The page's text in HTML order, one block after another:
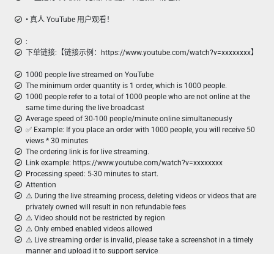
• 真人 YouTube 用户观看！
:
下单链接:【链接示例：https://www.youtube.com/watch?v=xxxxxxxx】
1000 people live streamed on YouTube
The minimum order quantity is 1 order, which is 1000 people.
1000 people refer to a total of 1000 people who are not online at the
same time during the live broadcast
Average speed of 30-100 people/minute online simultaneously
✅ Example: If you place an order with 1000 people, you will receive 50
views * 30 minutes
The ordering link is for live streaming.
Link example: https://www.youtube.com/watch?v=xxxxxxxx
Processing speed: 5-30 minutes to start.
Attention
⚠️ During the live streaming process, deleting videos or videos that are
privately owned will result in non refundable fees
⚠️ Video should not be restricted by region
⚠️ Only embed enabled videos allowed
⚠️ Live streaming order is invalid, please take a screenshot in a timely
manner and upload it to support service